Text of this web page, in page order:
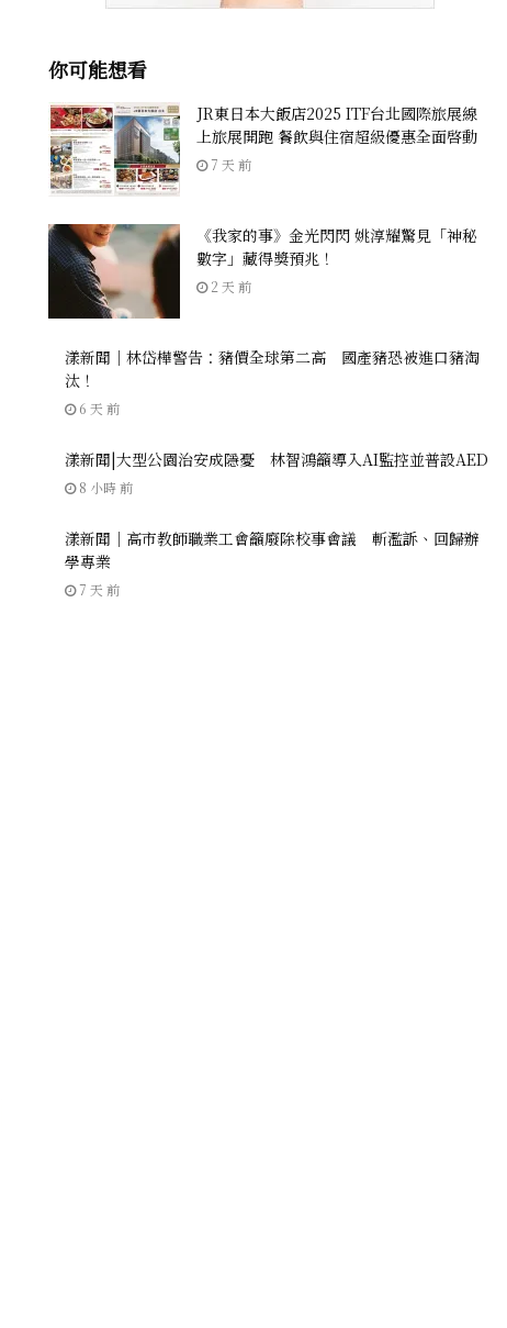
你可能想看
JR東日本大飯店2025 ITF台北國際旅展線
上旅展開跑 餐飲與住宿超級優惠全面啓動
7 天 前
《我家的事》金光閃閃 姚淳耀驚見「神秘
數字」藏得獎預兆！
2 天 前
漾新聞｜林岱樺警告：豬價全球第二高 國產豬恐被進口豬淘
汰！
6 天 前
漾新聞|大型公園治安成隱憂 林智鴻籲導入AI監控並普設AED
8 小時 前
漾新聞｜高市教師職業工會籲廢除校事會議 斬濫訴、回歸辦
學專業
7 天 前